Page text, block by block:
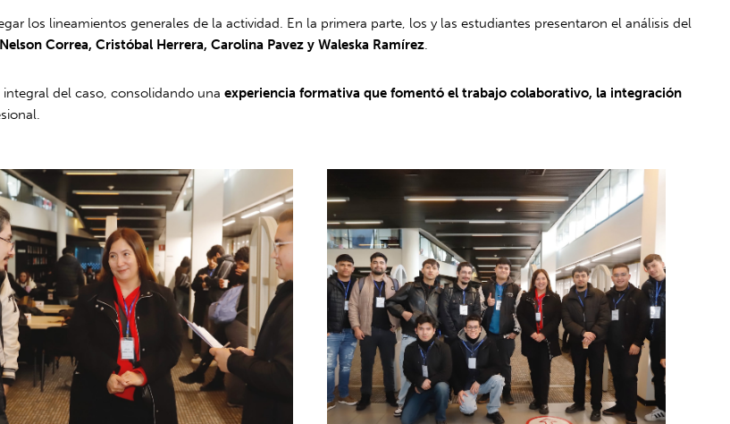
los lineamientos generales de la actividad. En la primera parte, los y las estudiantes presentaron el análisis del
Nelson Correa, Cristóbal Herrera, Carolina Pavez y Waleska Ramírez.
del caso, consolidando unaexperiencia formativa que fomentó el trabajo colaborativo, la integración